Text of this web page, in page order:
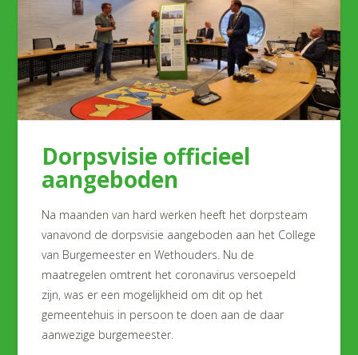
Dorpsvisie officieel
aangeboden
Na maanden van hard werken heeft het dorpsteam
vanavond de dorpsvisie aangeboden aan het College
van Burgemeester en Wethouders. Nu de
maatregelen omtrent het coronavirus versoepeld
zijn, was er een mogelijkheid om dit op het
gemeentehuis in persoon te doen aan de daar
aanwezige burgemeester.